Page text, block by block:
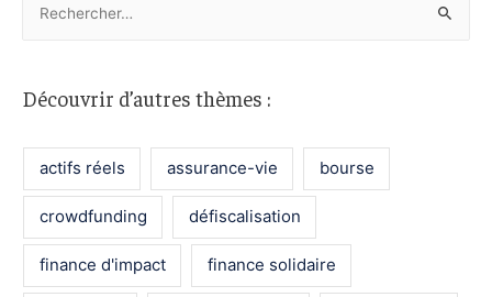
r
e
Découvrir d’autres thèmes :
actifs réels assurance-vie bourse
crowdfunding défiscalisation
finance d'impact finance solidaire